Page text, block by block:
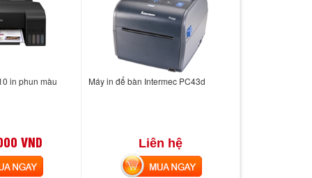
in phun màu
VND
Máy in để bàn Intermec PC43d
Liên hệ
MUA NGAY